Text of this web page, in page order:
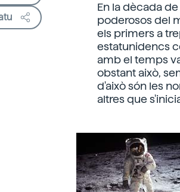
En la dècada
poderosos del
els primers a
estatunidencs
amb el temps
obstant això,
d'això són les
altres que